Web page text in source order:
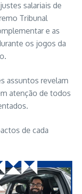
salariais de
Tribunal
e as
os jogos da
assuntos revelam
atenção de todos
de cada